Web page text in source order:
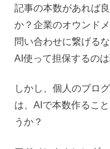
記事の本数があれば
か？企業のオウンド
問い合わせに繋げる
AI使って担保するのは
しかし、個人のブロ
は、AIで本数作るこ
うか？